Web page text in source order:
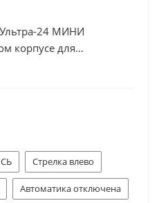
24 МИНИ
корпусе для
Стрелка влево
Автоматика отключена